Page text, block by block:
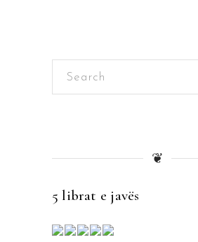
Search
❦
5 librat e javës